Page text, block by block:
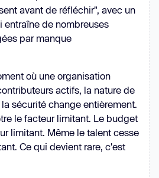
avant de réfléchir", avec un
entraîne de nombreuses
par manque
où une organisation
actifs, la nature de
sécurité change entièrement.
le facteur limitant. Le budget
limitant. Même le talent cesse
Ce qui devient rare, c'est